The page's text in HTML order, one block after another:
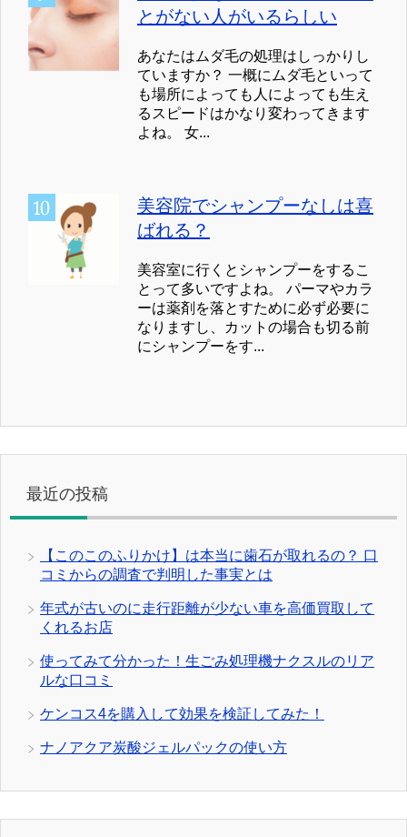
とがない人がいるらしい
あなたはムダ毛の処理はしっかりし
ていますか？ 一概にムダ毛といって
も場所によっても人によっても生え
るスピードはかなり変わってきます
よね。 女...
美容院でシャンプーなしは喜
ばれる？
美容室に行くとシャンプーをするこ
とって多いですよね。 パーマやカラ
ーは薬剤を落とすために必ず必要に
なりますし、カットの場合も切る前
にシャンプーをす...
最近の投稿
【このこのふりかけ】は本当に歯石が取れるの？ 口
コミからの調査で判明した事実とは
年式が古いのに走行距離が少ない車を高価買取して
くれるお店
使ってみて分かった！生ごみ処理機ナクスルのリア
ルな口コミ
ケンコス4を購入して効果を検証してみた！
ナノアクア炭酸ジェルパックの使い方